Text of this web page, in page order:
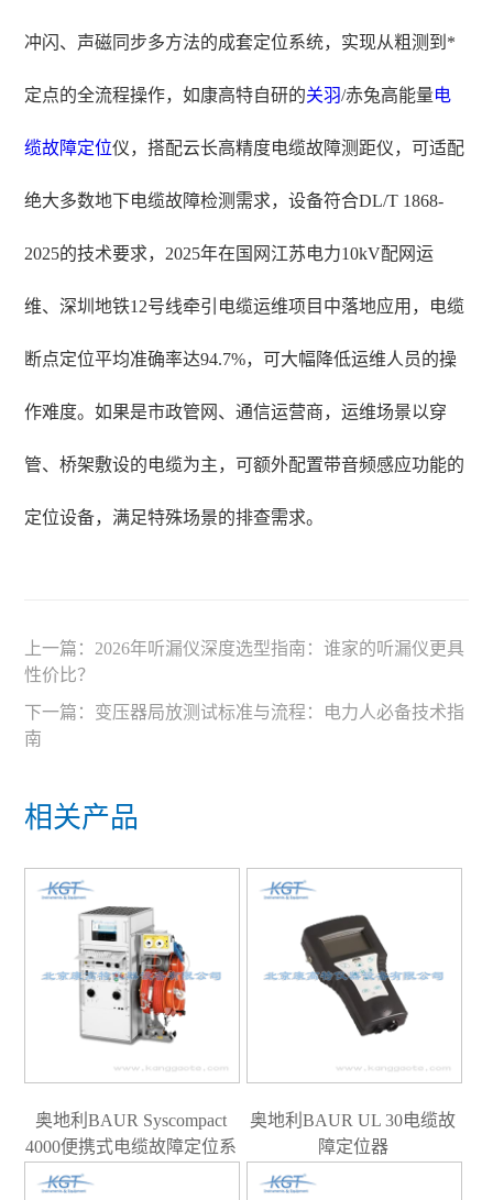
冲闪、声磁同步多方法的成套定位系统，实现从粗测到*
定点的全流程操作，如康高特自研的关羽/赤兔高能量电
缆故障定位仪，搭配云长高精度电缆故障测距仪，可适配
绝大多数地下电缆故障检测需求，设备符合DL/T 1868-
2025的技术要求，2025年在国网江苏电力10kV配网运
维、深圳地铁12号线牵引电缆运维项目中落地应用，电缆
断点定位平均准确率达94.7%，可大幅降低运维人员的操
作难度。如果是市政管网、通信运营商，运维场景以穿
管、桥架敷设的电缆为主，可额外配置带音频感应功能的
定位设备，满足特殊场景的排查需求。
上一篇： 2026年听漏仪深度选型指南：谁家的听漏仪更具
性价比？
下一篇： 变压器局放测试标准与流程：电力人必备技术指
南
相关产品
奥地利BAUR Syscompact
4000便携式电缆故障定位系
奥地利BAUR UL 30电缆故
障定位器